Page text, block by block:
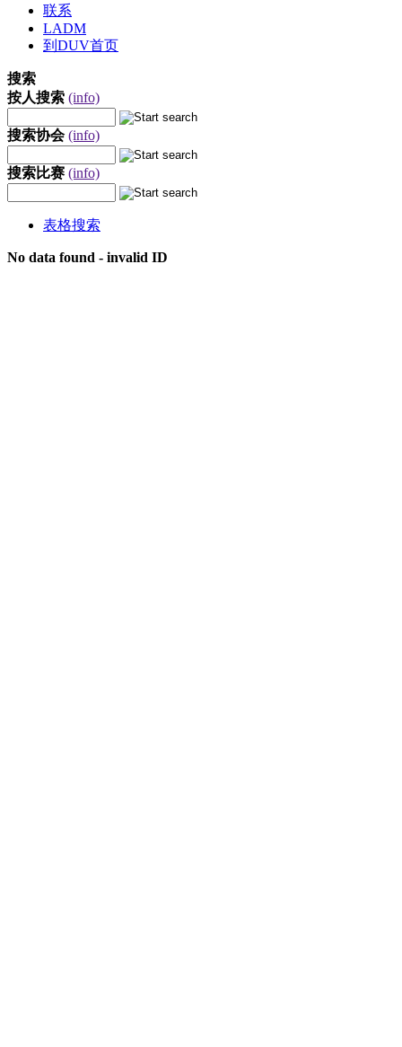
联系
LADM
到DUV首页
搜索
按人搜索 (info)
搜索协会 (info)
搜索比赛 (info)
表格搜索
No data found - invalid ID